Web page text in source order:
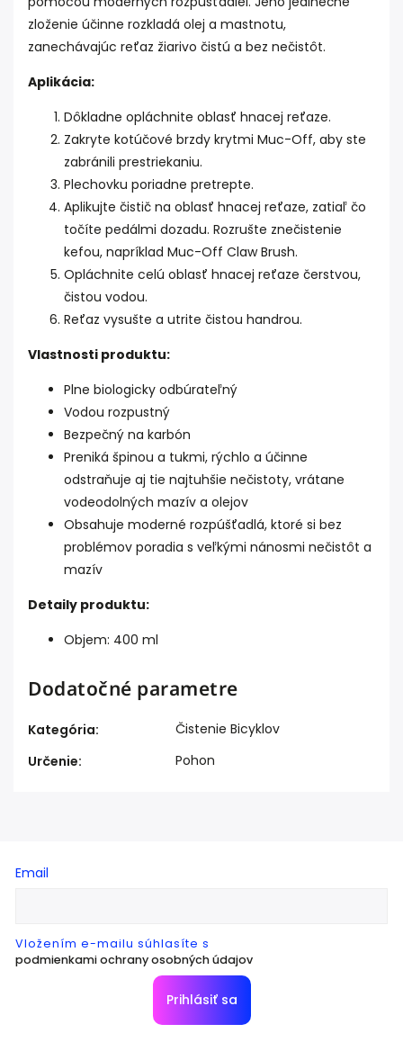
zloženie účinne rozkladá olej a mastnotu,
zanechávajúc reťaz žiarivo čistú a bez nečistôt.
Aplikácia:
Dôkladne opláchnite oblasť hnacej reťaze.
Zakryte kotúčové brzdy krytmi Muc-Off, aby ste
zabránili prestriekaniu.
Plechovku poriadne pretrepte.
Aplikujte čistič na oblasť hnacej reťaze, zatiaľ čo
točíte pedálmi dozadu. Rozrušte znečistenie
kefou, napríklad Muc-Off Claw Brush.
Opláchnite celú oblasť hnacej reťaze čerstvou,
čistou vodou.
Reťaz vysušte a utrite čistou handrou.
Vlastnosti produktu:
Plne biologicky odbúrateľný
Vodou rozpustný
Bezpečný na karbón
Preniká špinou a tukmi, rýchlo a účinne
odstraňuje aj tie najtuhšie nečistoty, vrátane
vodeodolných mazív a olejov
Obsahuje moderné rozpúšťadlá, ktoré si bez
problémov poradia s veľkými nánosmi nečistôt a
mazív
Detaily produktu:
Objem: 400 ml
Dodatočné parametre
Kategória:
Čistenie Bicyklov
Určenie: Pohon
Email
Vložením e-mailu súhlasíte s
podmienkami ochrany osobných údajov
Prihlásiť sa